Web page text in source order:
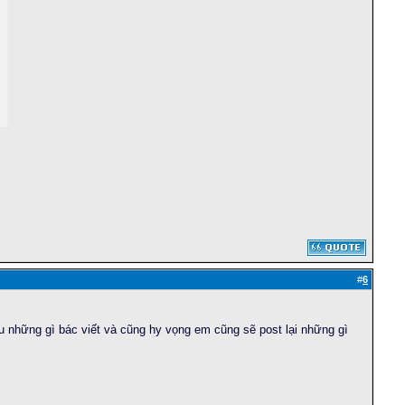
#6
gì bác viết và cũng hy vọng em cũng sẽ post lại những gì